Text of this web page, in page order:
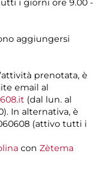
i giorni ore 9.00 -
aggiungersi
prenotata, è
email al
(dal lun. al
In alternativa, è
(attivo tutti i
con Zètema